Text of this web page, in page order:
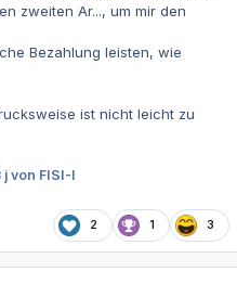
zweiten Ar..., um mir den
Bezahlung leisten, wie
ist nicht leicht zu
j von FISI-I
2 1 3